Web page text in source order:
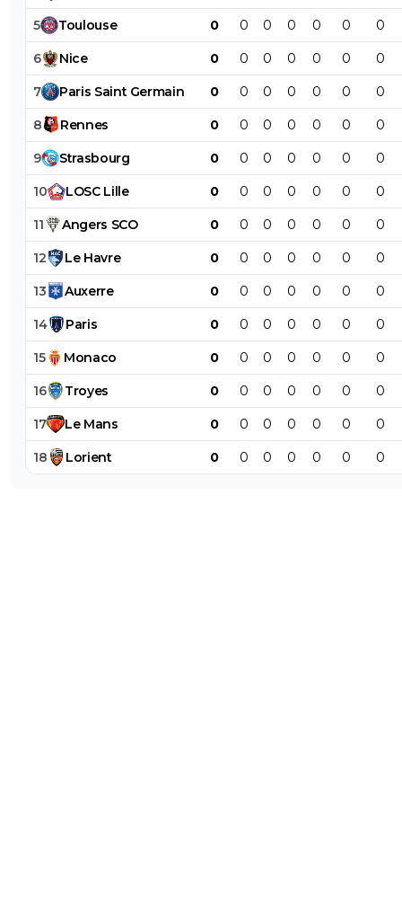
5 Toulouse 0 0 0 0 0 0 0
6 Nice 0 0 0 0 0 0 0
7 Paris Saint Germain 0 0 0 0 0 0 0
8 Rennes 0 0 0 0 0 0 0
9 Strasbourg 0 0 0 0 0 0 0
10 LOSC Lille 0 0 0 0 0 0 0
11 Angers SCO 0 0 0 0 0 0 0
12 Le Havre 0 0 0 0 0 0 0
13 Auxerre 0 0 0 0 0 0 0
14 Paris 0 0 0 0 0 0 0
15 Monaco 0 0 0 0 0 0 0
16 Troyes 0 0 0 0 0 0 0
17 Le Mans 0 0 0 0 0 0 0
18 Lorient 0 0 0 0 0 0 0